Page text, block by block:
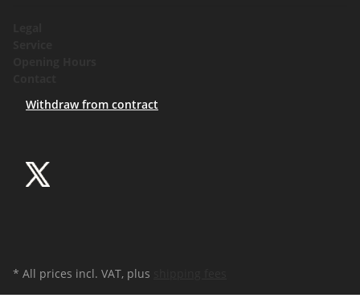
Withdraw from contract
* All prices incl. VAT, plus